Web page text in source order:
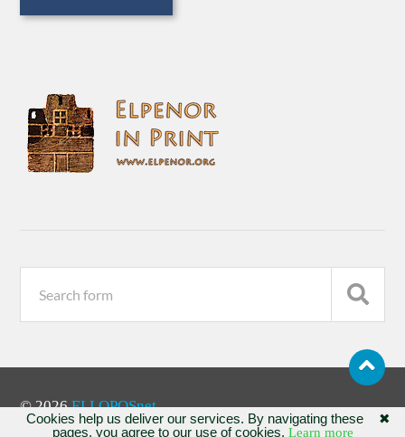
© 2026ELLOPOSnet
✖
Cookies help us deliver our services. By navigating these
pages, you agree to our use of cookies. Learn more